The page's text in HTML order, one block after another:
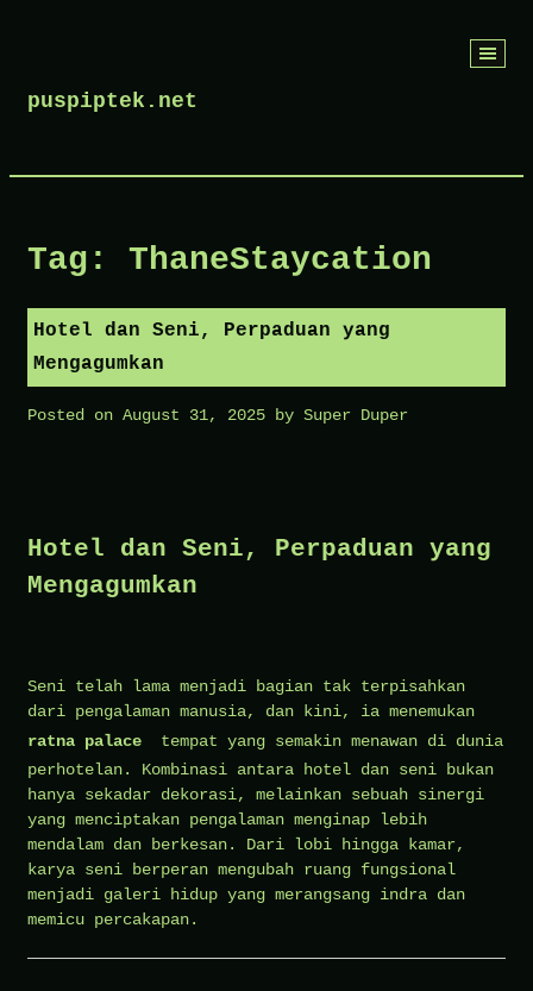
puspiptek.net
Tag: ThaneStaycation
Hotel dan Seni, Perpaduan yang
Mengagumkan
Posted on August 31, 2025 by Super Duper
Hotel dan Seni, Perpaduan yang
Mengagumkan
Seni telah lama menjadi bagian tak terpisahkan
dari pengalaman manusia, dan kini, ia menemukan
ratna palace tempat yang semakin menawan di dunia
perhotelan. Kombinasi antara hotel dan seni bukan
hanya sekadar dekorasi, melainkan sebuah sinergi
yang menciptakan pengalaman menginap lebih
mendalam dan berkesan. Dari lobi hingga kamar,
karya seni berperan mengubah ruang fungsional
menjadi galeri hidup yang merangsang indra dan
memicu percakapan.